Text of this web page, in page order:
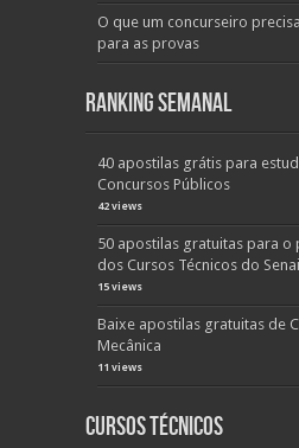
O que um concurseiro
para as provas
Ranking Semanal
40 apostilas grátis para
Concursos Públicos
42 views
50 apostilas gratuitas para o
dos Cursos Técnicos do Senai
15 views
Baixe apostilas gratuitas de
Mecânica
11 views
Cursos Técnicos